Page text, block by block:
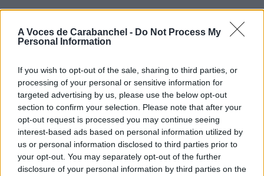
A Voces de Carabanchel - Do Not Process My
Personal Information
If you wish to opt-out of the sale, sharing to third parties, or
processing of your personal or sensitive information for
targeted advertising by us, please use the below opt-out
section to confirm your selection. Please note that after your
opt-out request is processed you may continue seeing
interest-based ads based on personal information utilized by
us or personal information disclosed to third parties prior to
your opt-out. You may separately opt-out of the further
disclosure of your personal information by third parties on the